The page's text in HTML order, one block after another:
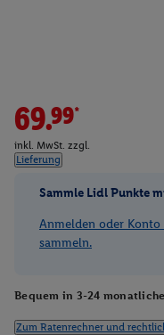
69.99*
inkl. MwSt. zzgl.
Lieferung
Sammle Lidl Punkte
Anmelden oder
sammeln.
Bequem in 3-24
Zum Ratenrechner und